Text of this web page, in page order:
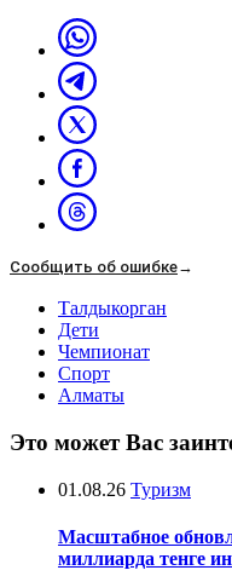
Сообщить об ошибке→
Талдыкорган
Дети
Чемпионат
Спорт
Алматы
Это может Вас
01.08.26 Туризм
Масштабное
миллиарда тенге